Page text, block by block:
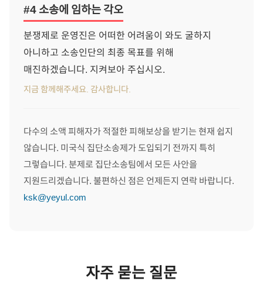
#4 소송에 임하는 각오
분쟁제로 운영진은 어떠한 어려움이 와도 굴하지
아니하고 소송인단의 최종 목표를 위해
매진하겠습니다. 지켜보아 주십시오.
지금 함께해주세요. 감사합니다.
다수의 소액 피해자가 적절한 피해보상을 받기는 현재 쉽지
않습니다. 미국식 집단소송제가 도입되기 전까지 특히
그렇습니다. 분제로 집단소송팀에서 모든 사안을
지원드리겠습니다. 불편하신 점은 언제든지 연락 바랍니다.
ksk@yeyul.com
자주 묻는 질문